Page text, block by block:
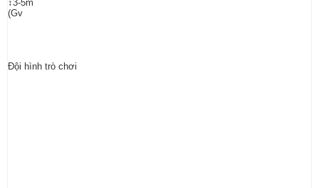
↕3-5m
(Gv
Đội hình trò chơi